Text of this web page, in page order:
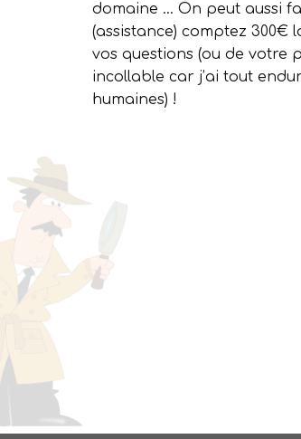
domaine … On peut aussi
(assistance) comptez
vos questions (ou de votre
incollable car j’ai tout
humaines) !